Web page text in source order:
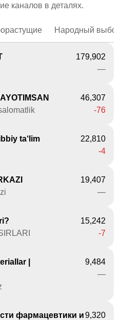
каналов в деталях.
Народный выбор
179,902
—
46,307
-76
ta‘lim
22,810
-4
19,407
—
15,242
-7
|
9,484
—
фармацевтики и9,320